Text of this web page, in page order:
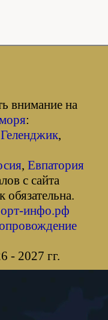
внимание на
:
Геленджик,
, Евпатория
с сайта
обязательна.
инфо.рф
- 2027 гг.